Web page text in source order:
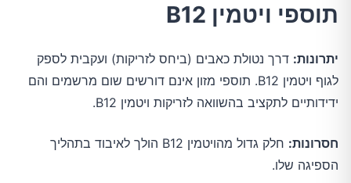
תוספי ויטמין B12
יתרונות: דרך נטולת כאבים (ביחס לזריקות) ועקבית לספק
לגוף ויטמין B12. תוספי מזון אינם דורשים שום מרשמים והם
ידידותיים לתקציב בהשוואה לזריקות ויטמין B12.
חסרונות:
חלק גדול מהויטמין B12 הולך לאיבוד בתהליך
הספיגה שלו.